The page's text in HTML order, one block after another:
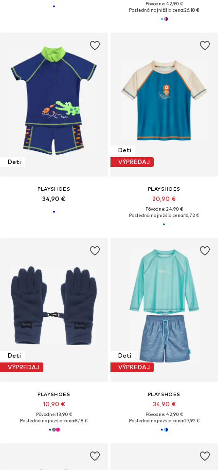
Pôvodne: 42,90 €
Posledná najnižšia cena:26,18 €
Deti
PLAYSHOES
34,90 €
Deti
VÝPREDAJ
PLAYSHOES
20,90 €
Pôvodne: 24,90 €
Posledná najnižšia cena:16,72 €
Deti
VÝPREDAJ
PLAYSHOES
10,90 €
Pôvodne: 13,90 €
Posledná najnižšia cena:8,18 €
Deti
VÝPREDAJ
PLAYSHOES
34,90 €
Pôvodne: 42,90 €
Posledná najnižšia cena:27,92 €